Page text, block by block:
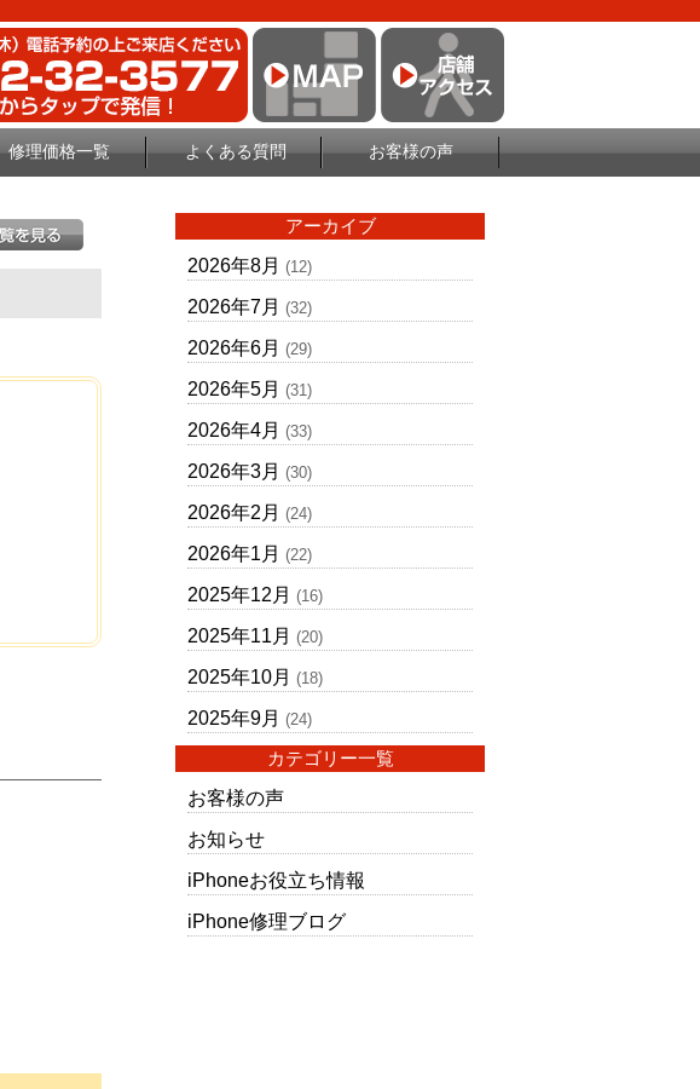
修理価格一覧 よくある質問 お客様の声
アーカイブ
2026年8月 (12)
2026年7月 (32)
2026年6月 (29)
2026年5月 (31)
2026年4月 (33)
2026年3月 (30)
2026年2月 (24)
2026年1月 (22)
2025年12月 (16)
2025年11月 (20)
2025年10月 (18)
2025年9月 (24)
カテゴリー一覧
お客様の声
お知らせ
iPhoneお役立ち情報
iPhone修理ブログ